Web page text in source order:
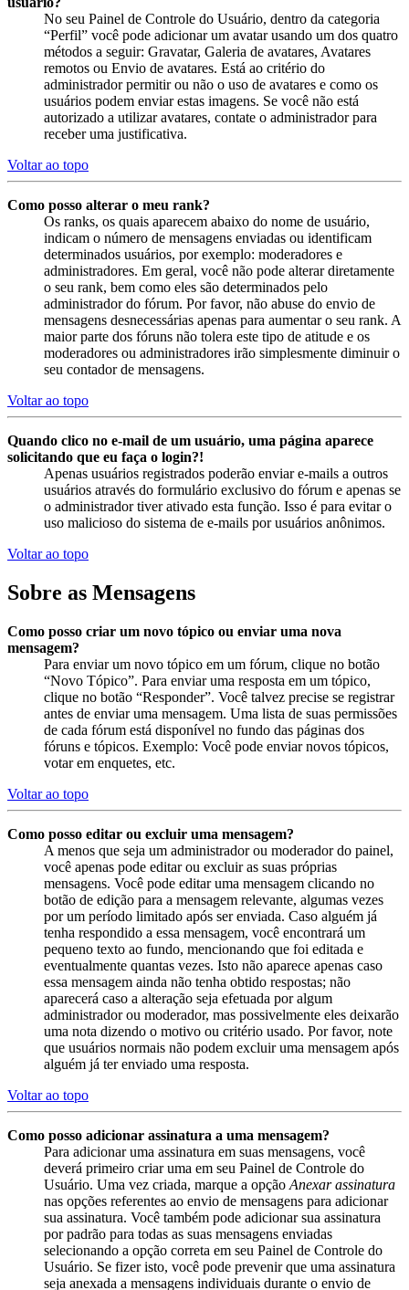
No seu Painel de Controle do Usuário, dentro da categoria
“Perfil” você pode adicionar um avatar usando um dos quatro
métodos a seguir: Gravatar, Galeria de avatares, Avatares
remotos ou Envio de avatares. Está ao critério do
administrador permitir ou não o uso de avatares e como os
usuários podem enviar estas imagens. Se você não está
autorizado a utilizar avatares, contate o administrador para
receber uma justificativa.
Voltar ao topo
Como posso alterar o meu rank?
Os ranks, os quais aparecem abaixo do nome de usuário,
indicam o número de mensagens enviadas ou identificam
determinados usuários, por exemplo: moderadores e
administradores. Em geral, você não pode alterar diretamente
o seu rank, bem como eles são determinados pelo
administrador do fórum. Por favor, não abuse do envio de
mensagens desnecessárias apenas para aumentar o seu rank. A
maior parte dos fóruns não tolera este tipo de atitude e os
moderadores ou administradores irão simplesmente diminuir o
seu contador de mensagens.
Voltar ao topo
Quando clico no e-mail de um usuário, uma página aparece
solicitando que eu faça o login?!
Apenas usuários registrados poderão enviar e-mails a outros
usuários através do formulário exclusivo do fórum e apenas se
o administrador tiver ativado esta função. Isso é para evitar o
uso malicioso do sistema de e-mails por usuários anônimos.
Voltar ao topo
Sobre as Mensagens
Como posso criar um novo tópico ou enviar uma nova
mensagem?
Para enviar um novo tópico em um fórum, clique no botão
“Novo Tópico”. Para enviar uma resposta em um tópico,
clique no botão “Responder”. Você talvez precise se registrar
antes de enviar uma mensagem. Uma lista de suas permissões
de cada fórum está disponível no fundo das páginas dos
fóruns e tópicos. Exemplo: Você pode enviar novos tópicos,
votar em enquetes, etc.
Voltar ao topo
Como posso editar ou excluir uma mensagem?
A menos que seja um administrador ou moderador do painel,
você apenas pode editar ou excluir as suas próprias
mensagens. Você pode editar uma mensagem clicando no
botão de edição para a mensagem relevante, algumas vezes
por um período limitado após ser enviada. Caso alguém já
tenha respondido a essa mensagem, você encontrará um
pequeno texto ao fundo, mencionando que foi editada e
eventualmente quantas vezes. Isto não aparece apenas caso
essa mensagem ainda não tenha obtido respostas; não
aparecerá caso a alteração seja efetuada por algum
administrador ou moderador, mas possivelmente eles deixarão
uma nota dizendo o motivo ou critério usado. Por favor, note
que usuários normais não podem excluir uma mensagem após
alguém já ter enviado uma resposta.
Voltar ao topo
Como posso adicionar assinatura a uma mensagem?
Para adicionar uma assinatura em suas mensagens, você
deverá primeiro criar uma em seu Painel de Controle do
Usuário. Uma vez criada, marque a opção Anexar assinatura
nas opções referentes ao envio de mensagens para adicionar
sua assinatura. Você também pode adicionar sua assinatura
por padrão para todas as suas mensagens enviadas
selecionando a opção correta em seu Painel de Controle do
Usuário. Se fizer isto, você pode prevenir que uma assinatura
seja anexada a mensagens individuais durante o envio de